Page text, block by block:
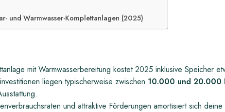
und Warmwasser-Komplettanlagen (2025)
mit Warmwasserbereitung kostet 2025 inklusive Speicher
liegen typischerweise zwischen 10.000 und 20.000
und attraktive Förderungen amortisiert sich